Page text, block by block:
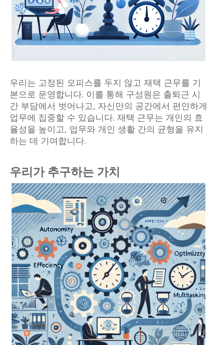
우리는 고정된 오피스를 두지 않고 재택 근무를 기
본으로 운영합니다. 이를 통해 구성원은 출퇴근 시
간 부담에서 벗어나고, 자신만의 공간에서 편안하게
업무에 집중할 수 있습니다. 재택 근무는 개인의 효
율성을 높이고, 업무와 개인 생활 간의 균형을 유지
하는 데 기여합니다.
우리가 추구하는 가치